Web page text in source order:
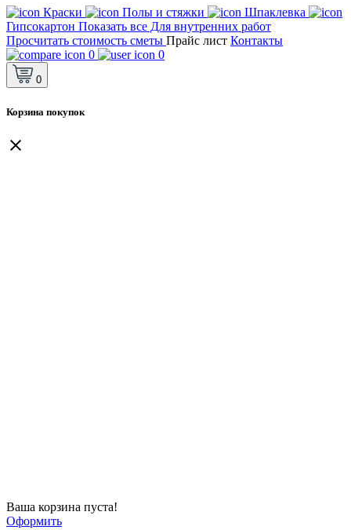
Краски Полы и стяжки
Шпаклевка
Гипсокартон Показать все Для внутренних работ
Просчитать стоимость сметы Прайс лист Контакты
0
0
0
Корзина покупок
Ваша корзина пуста!
Оформить